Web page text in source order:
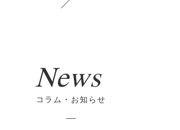
News
コラム・お知らせ